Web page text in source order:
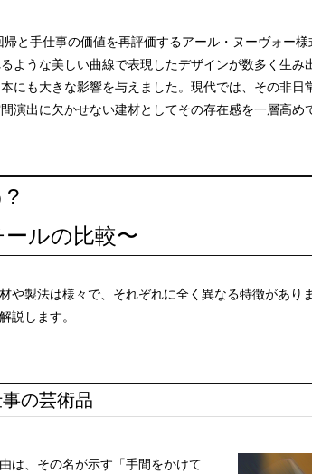
と手仕事の価値を再評価するアール・ヌーヴォー
ような美しい曲線で表現したデザインが数多く生み
にも大きな影響を与えました。現代では、その非日
演出に欠かせない建材としてその存在感を一層高め
?
ルの比較〜
や製法は様々で、それぞれに全く異なる特徴があり
説します。
の芸術品
は、その名が示す「手間をかけて